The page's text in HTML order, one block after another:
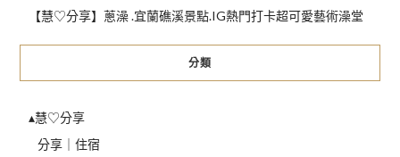
【慧♡分享】蔥澡 .宜蘭礁溪景點.IG熱門打卡超可愛藝術澡堂
分類
▴慧♡分享
分享｜住宿